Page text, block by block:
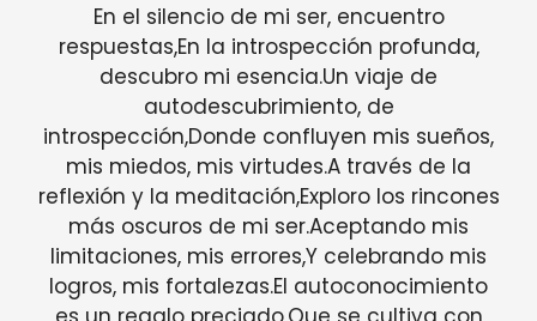
En el silencio de mi ser, encuentro
respuestas,En la introspección profunda,
descubro mi esencia.Un viaje de
autodescubrimiento, de
introspección,Donde confluyen mis sueños,
mis miedos, mis virtudes.A través de la
reflexión y la meditación,Exploro los rincones
más oscuros de mi ser.Aceptando mis
limitaciones, mis errores,Y celebrando mis
logros, mis fortalezas.El autoconocimiento